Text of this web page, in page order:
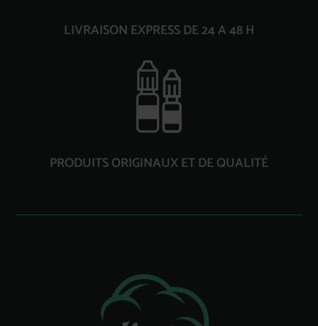
LIVRAISON EXPRESS DE 24 A 48 H
PRODUITS ORIGINAUX ET DE QUALITÉ